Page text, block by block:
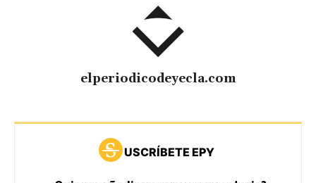
elperiodicodeyecla.com
USCRÍBETE EPY